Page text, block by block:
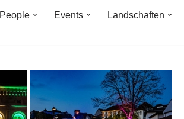
People Events
Landschaften